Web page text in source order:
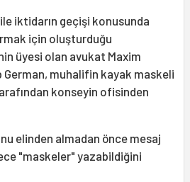
iktidarın geçişi konusunda
için oluşturduğu
üyesi olan avukat Maxim
German, muhalifin kayak maskeli
konseyin ofisinden
elinden almadan önce mesaj
"maskeler" yazabildiğini